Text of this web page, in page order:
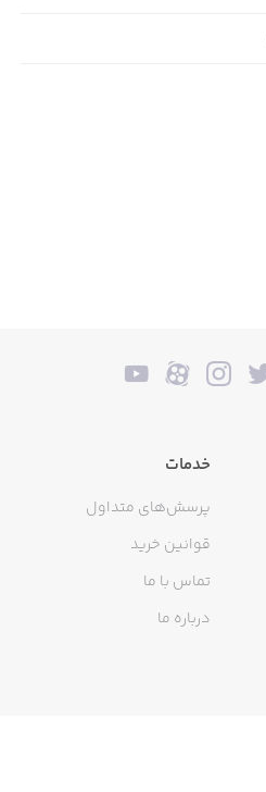
خدمات
پرسش‌های متداول
قوانین خرید
تماس با ما
درباره ما